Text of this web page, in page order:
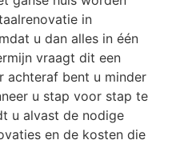
in
u dan alles in één
vraagt dit een
achteraf bent u minder
u stap voor stap te
u alvast de nodige
en de kosten die